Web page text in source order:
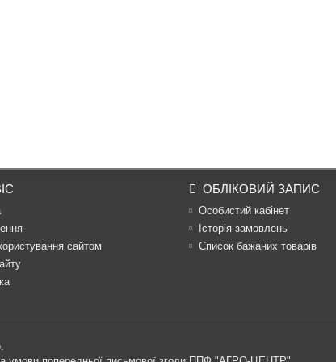
сайтом
ОБЛІКОВИЙ ЗАПИС
Особистий кабінет
Історія замовлень
Список бажаних товарів